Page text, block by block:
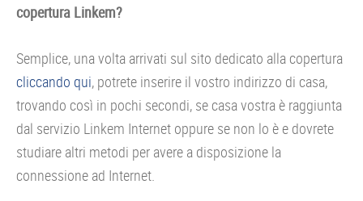
copertura Linkem?
Semplice, una volta arrivati sul sito dedicato alla copertura
cliccando qui, potrete inserire il vostro indirizzo di casa,
trovando così in pochi secondi, se casa vostra è raggiunta
dal servizio Linkem Internet oppure se non lo è e dovrete
studiare altri metodi per avere a disposizione la
connessione ad Internet.